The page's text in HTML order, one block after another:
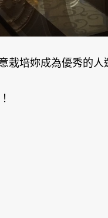
栽培妳成為優秀的人